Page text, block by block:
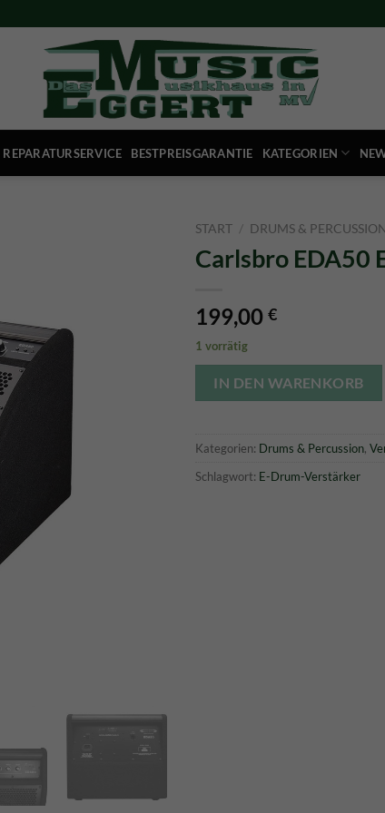
REPARATURSERVICE BESTPREISGARANTIE KATEGORIEN
START / DRUMS & PERCUSSION
Carlsbro
199,00 €
1 vorrätig
IN DEN WARENKORB
Kategorien: Drums & Percussion,
Schlagwort: E-Drum-Verstärker